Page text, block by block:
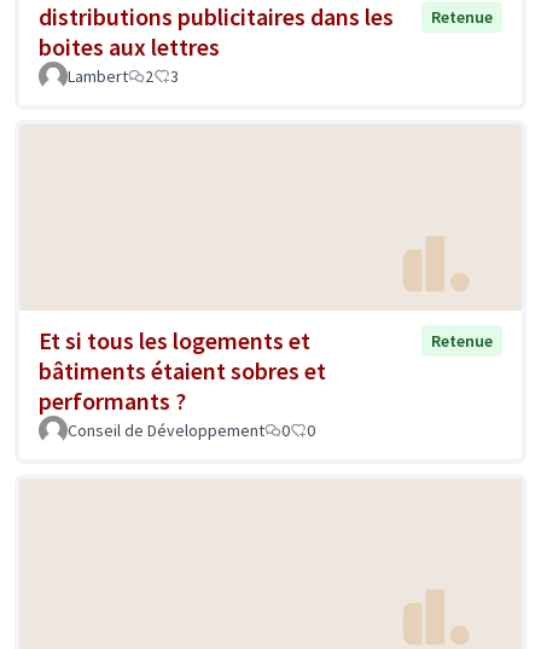
distributions publicitaires dans les
boites aux lettres
Retenue
Lambert 2 3
Et si tous les logements et
bâtiments étaient sobres et
performants ?
Retenue
Conseil de Développement 0 0